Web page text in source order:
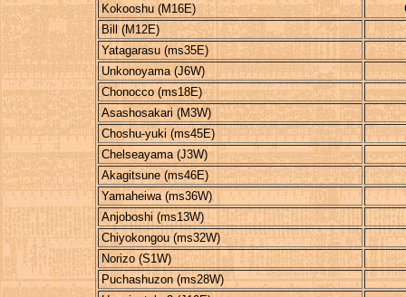
Kokooshu (M16E)
Bill (M12E)
Yatagarasu (ms35E)
Unkonoyama (J6W)
Chonocco (ms18E)
Asashosakari (M3W)
Choshu-yuki (ms45E)
Chelseayama (J3W)
Akagitsune (ms46E)
Yamaheiwa (ms36W)
Anjoboshi (ms13W)
Chiyokongou (ms32W)
Norizo (S1W)
Puchashuzon (ms28W)